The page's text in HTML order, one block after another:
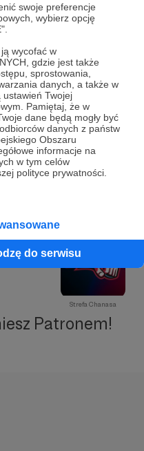
swoje preferencje
wybierz opcję
wycofać w
gdzie jest także
sprostowania,
danych, a także w
Twojej
Pamiętaj, że w
dane będą mogły być
danych z państw
Obszaru
informacje na
w tym celów
polityce prywatności.
do serwisu
trzy kebaby, ale
Strefa Chanasa
Patronem!